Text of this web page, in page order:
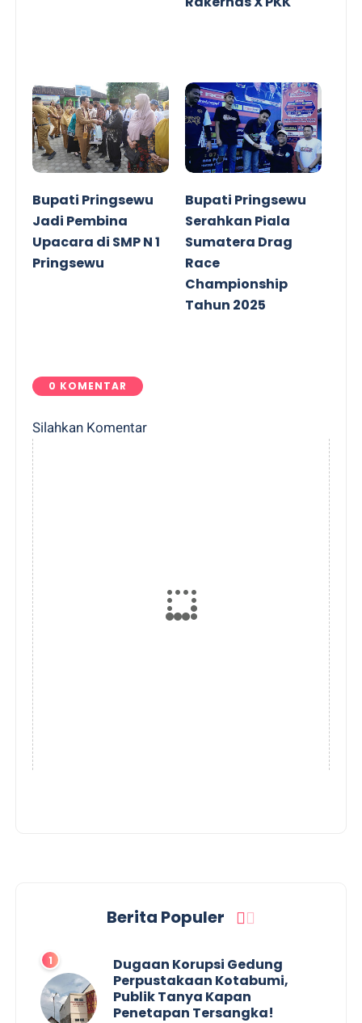
Bupati Pringsewu
Jadi Pembina
Upacara di SMP N 1
Pringsewu
Bupati Pringsewu
Serahkan Piala
Sumatera Drag
Race
Championship
Tahun 2025
0 KOMENTAR
Silahkan Komentar
Berita Populer
Dugaan Korupsi Gedung
Perpustakaan Kotabumi,
Publik Tanya Kapan
Penetapan Tersangka!